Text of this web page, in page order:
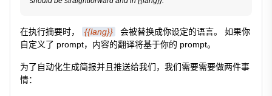
在执行摘要时， {{lang}}
会被替换成你设定的语言。 如果你
自定义了 prompt，内容的翻译将基于你的 prompt。
为了自动化生成简报并且推送给我们，我们需要需要做两件事
情：